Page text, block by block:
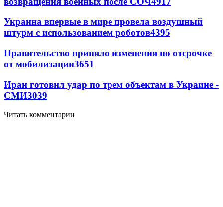
Украина впервые в мире провела воздушный
штурм с использованием роботов4395
Правительство приняло изменения по отсрочке
от мобилизации3651
Иран готовил удар по трем объектам в Украине -
СМИ3039
Читать комментарии